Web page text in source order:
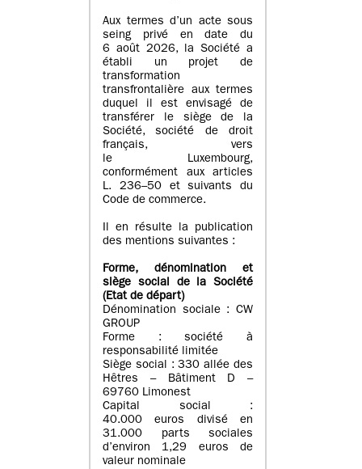
Aux termes d’un acte sous
seing privé en date du
6 août 2026, la Société a
établi un projet de
transformation
transfrontalière aux termes
duquel il est envisagé de
transférer le siège de la
Société, société de droit
français, vers
le Luxembourg,
conformément aux articles
L. 236–50 et suivants du
Code de commerce.
Il en résulte la publication
des mentions suivantes :
Forme, dénomination et
siège social de la Société
(Etatde départ)
Dénomination sociale : CW
GROUP
Forme : société à
responsabilité limitée
Siège social : 330 allée des
Hêtres – Bâtiment D –
69760 Limonest
Capital social :
40.000 euros divisé en
31.000 parts sociales
d’environ 1,29 euros de
valeur nominale